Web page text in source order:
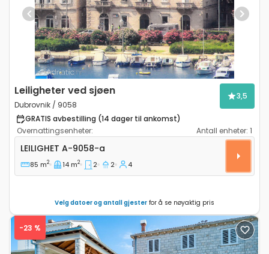
Previous Next
Leiligheter ved sjøen
Dubrovnik / 9058
3,5
GRATIS avbestilling (14 dager til ankomst)
Overnattingsenheter:
Antall enheter: 1
Toroms leilighet Dubrovnik A-9058-a
LEILIGHET A-9058-a
85 m2 14 m2 2 2 4
Velg datoer og antall gjester for å se nøyaktig pris
-23 %